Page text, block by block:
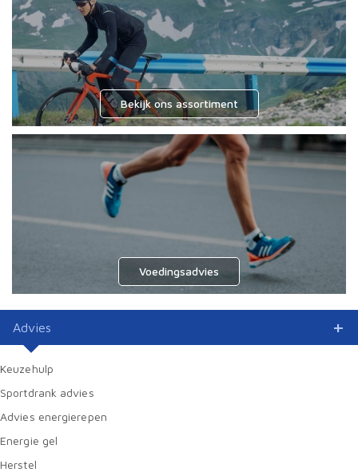
Bekijk ons assortiment
Voedingsadvies
Advies
Keuzehulp
Sportdrank advies
Advies energierepen
Energie gel
Herstel